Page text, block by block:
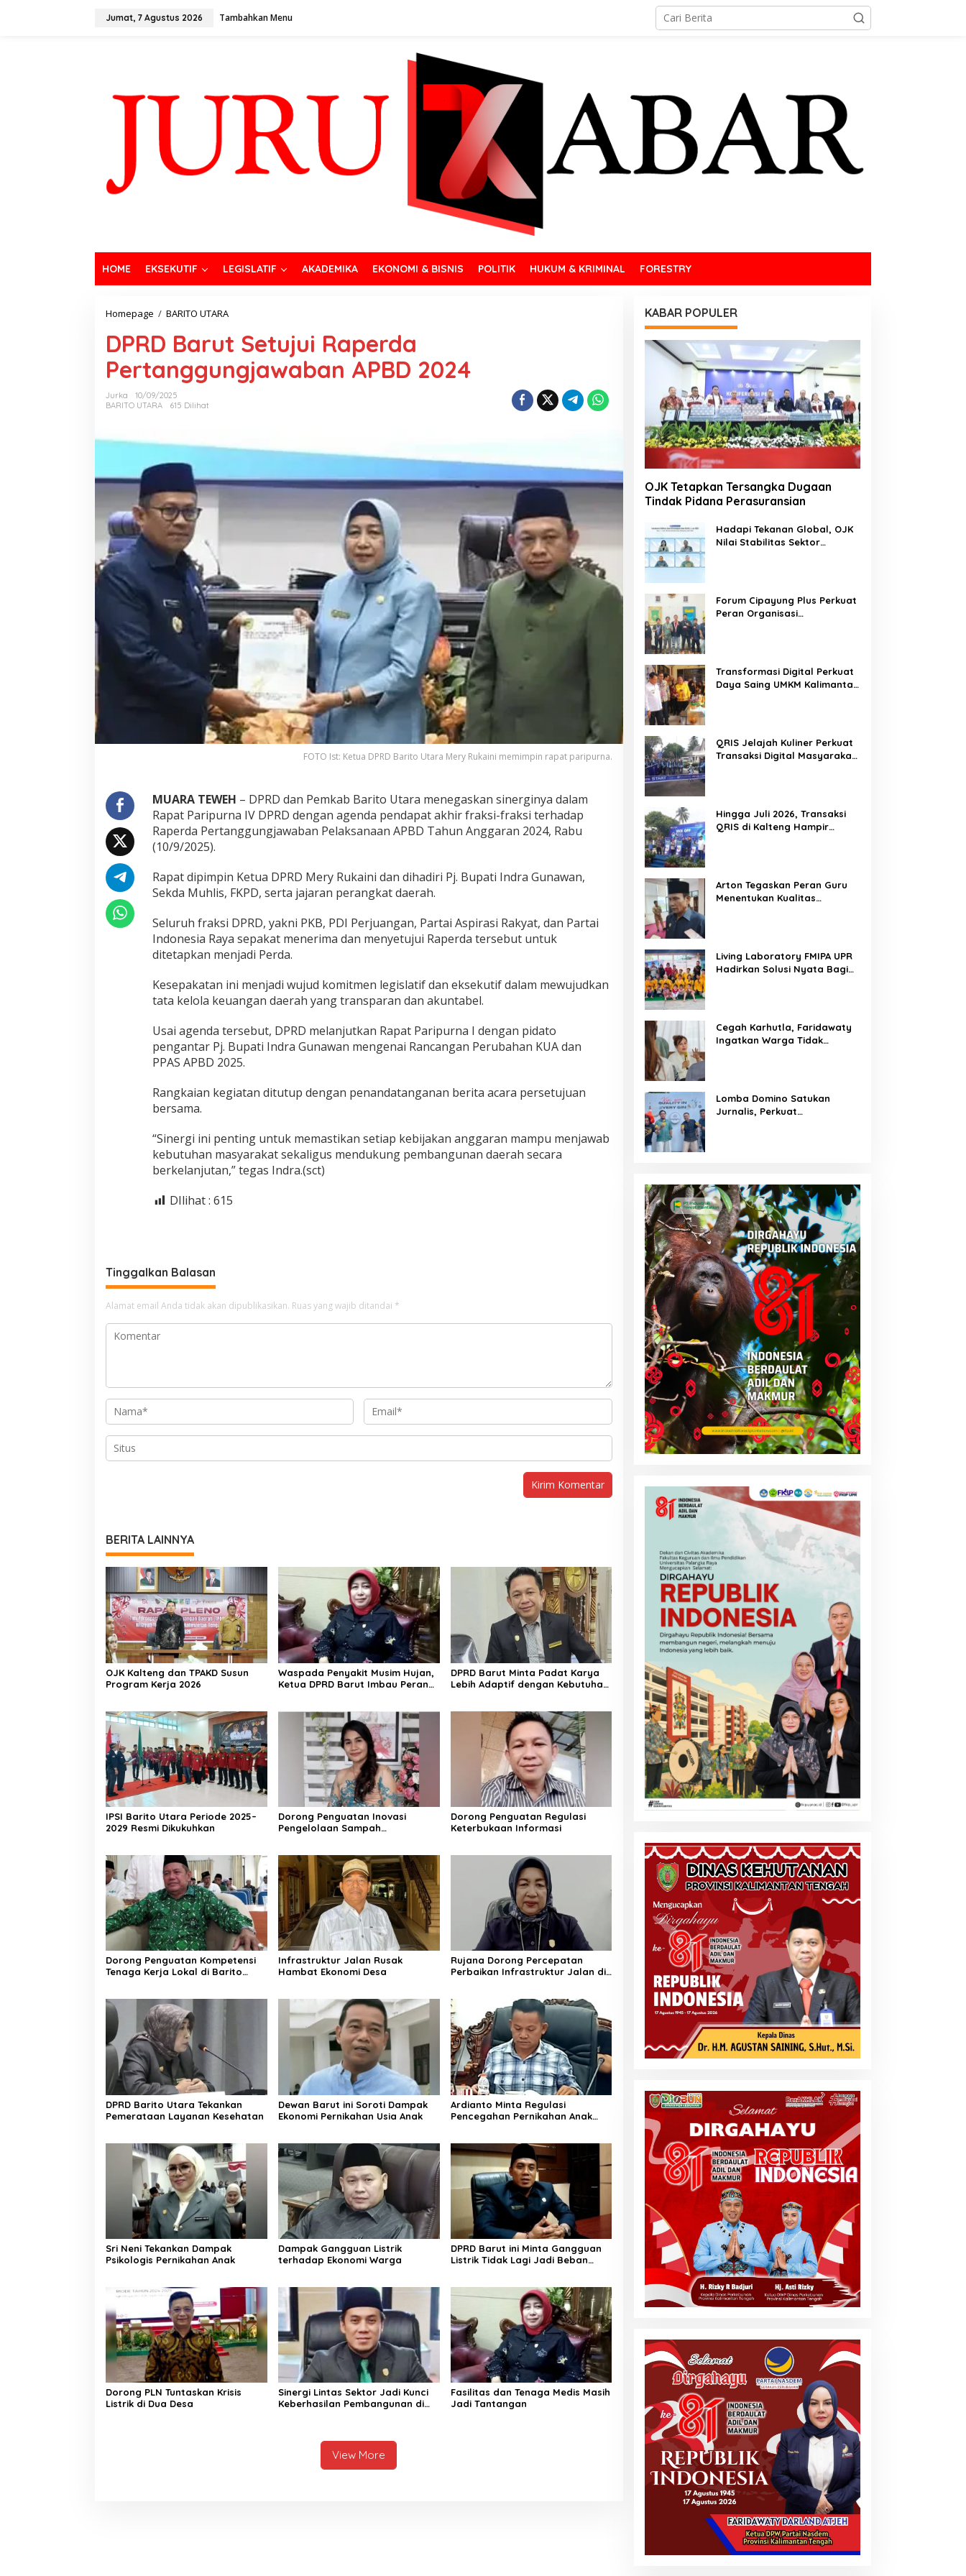
Jumat, 7 Agustus 2026 Tambahkan Menu
HOME EKSEKUTIF LEGISLATIF AKADEMIKA EKONOMI & BISNIS POLITIK HUKUM & KRIMINAL FORESTRY
Homepage / BARITO UTARA
DPRD Barut Setujui Raperda
Pertanggungjawaban APBD 2024
Jurka
10/09/2025
BARITO UTARA
615 Dilihat
FOTO Ist: Ketua DPRD Barito Utara Mery Rukaini memimpin rapat paripurna.
MUARA TEWEH – DPRD dan Pemkab Barito Utara menegaskan sinerginya dalam
Rapat Paripurna IV DPRD dengan agenda pendapat akhir fraksi-fraksi terhadap
Raperda Pertanggungjawaban Pelaksanaan APBD Tahun Anggaran 2024, Rabu
(10/9/2025).
Rapat dipimpin Ketua DPRD Mery Rukaini dan dihadiri Pj. Bupati Indra Gunawan,
Sekda Muhlis, FKPD, serta jajaran perangkat daerah.
Seluruh fraksi DPRD, yakni PKB, PDI Perjuangan, Partai Aspirasi Rakyat, dan Partai
Indonesia Raya sepakat menerima dan menyetujui Raperda tersebut untuk
ditetapkan menjadi Perda.
Kesepakatan ini menjadi wujud komitmen legislatif dan eksekutif dalam mewujudkan
tata kelola keuangan daerah yang transparan dan akuntabel.
Usai agenda tersebut, DPRD melanjutkan Rapat Paripurna I dengan pidato
pengantar Pj. Bupati Indra Gunawan mengenai Rancangan Perubahan KUA dan
PPAS APBD 2025.
Rangkaian kegiatan ditutup dengan penandatanganan berita acara persetujuan
bersama.
“Sinergi ini penting untuk memastikan setiap kebijakan anggaran mampu menjawab
kebutuhan masyarakat sekaligus mendukung pembangunan daerah secara
berkelanjutan,” tegas Indra.(sct)
DIlihat : 615
Tinggalkan Balasan
Alamat email Anda tidak akan dipublikasikan. Ruas yang wajib ditandai *
BERITA LAINNYA
OJK Kalteng dan TPAKD Susun
Program Kerja 2026
Waspada Penyakit Musim Hujan,
Ketua DPRD Barut Imbau Peran
DPRD Barut Minta Padat Karya
Lebih Adaptif dengan Kebutuhan
IPSI Barito Utara Periode 2025–
2029 Resmi Dikukuhkan
Dorong Penguatan Inovasi
Pengelolaan Sampah
Dorong Penguatan Regulasi
Keterbukaan Informasi
Dorong Penguatan Kompetensi
Tenaga Kerja Lokal di Barito
Infrastruktur Jalan Rusak
Hambat Ekonomi Desa
Rujana Dorong Percepatan
Perbaikan Infrastruktur Jalan di
DPRD Barito Utara Tekankan
Pemerataan Layanan Kesehatan
Dewan Barut ini Soroti Dampak
Ekonomi Pernikahan Usia Anak
Ardianto Minta Regulasi
Pencegahan Pernikahan Anak
Sri Neni Tekankan Dampak
Psikologis Pernikahan Anak
Dampak Gangguan Listrik
terhadap Ekonomi Warga
DPRD Barut ini Minta Gangguan
Listrik Tidak Lagi Jadi Beban
Dorong PLN Tuntaskan Krisis
Listrik di Dua Desa
Sinergi Lintas Sektor Jadi Kunci
Keberhasilan Pembangunan di
Fasilitas dan Tenaga Medis Masih
Jadi Tantangan
View More
KABAR POPULER
OJK Tetapkan Tersangka Dugaan
Tindak Pidana Perasuransian
Hadapi Tekanan Global, OJK
Nilai Stabilitas Sektor
Forum Cipayung Plus Perkuat
Peran Organisasi
Transformasi Digital Perkuat
Daya Saing UMKM Kalimantan
QRIS Jelajah Kuliner Perkuat
Transaksi Digital Masyarakat
Hingga Juli 2026, Transaksi
QRIS di Kalteng Hampir
Arton Tegaskan Peran Guru
Menentukan Kualitas
Living Laboratory FMIPA UPR
Hadirkan Solusi Nyata Bagi
Cegah Karhutla, Faridawaty
Ingatkan Warga Tidak
Lomba Domino Satukan
Jurnalis, Perkuat